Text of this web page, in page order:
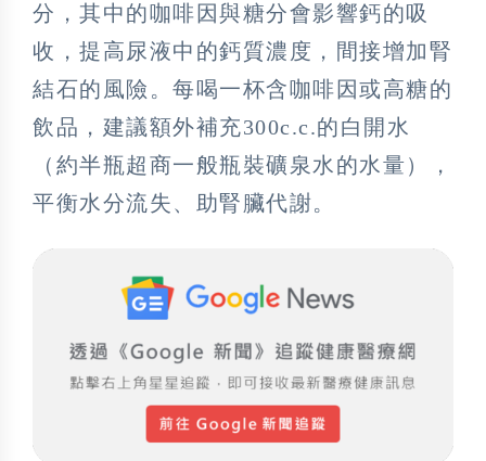
分，其中的咖啡因與糖分會影響鈣的吸
收，提高尿液中的鈣質濃度，間接增加腎
結石的風險。每喝一杯含咖啡因或高糖的
飲品，建議額外補充300c.c.的白開水
（約半瓶超商一般瓶裝礦泉水的水量），
平衡水分流失、助腎臟代謝。